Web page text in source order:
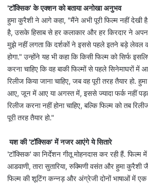
'टॉक्सिक' के एक्शन को बताया अनोखा अनुभव
हुमा कुरैशी ने आगे कहा, "मैंने अभी पूरी फिल्म नहीं देखी
है, उसके हिसाब से हर कलाकार और हर किरदार ने
मुझे नहीं लगता कि दर्शकों ने इससे पहले इतने बड़े लेवल
होगा." उन्होंने यह भी कहा कि किसी फिल्म को सिर्फ
करना चाहिए कि वह बाकी फिल्मों से पहले सिनेमाघरों में
रिलीज किया जाना चाहिए, जब वह पूरी तरह तैयार हो.
आए, जून में आए या अगस्त में, इससे ज्यादा फर्क नहीं
रिलीज करना नहीं होना चाहिए, बल्कि फिल्म को तब
पूरी तरह तैयार हो."
यश की 'टॉक्सिक' में नजर आएंगे ये सितारे
'टॉक्सिक' का निर्देशन गीतू मोहनदास कर रही हैं. फिल्म
आडवाणी, तारा सुतारिया, रुक्मिणी वसंत और हुमा
फिल्म की शूटिंग कन्नड़ और अंग्रेजी दोनों भाषाओं में